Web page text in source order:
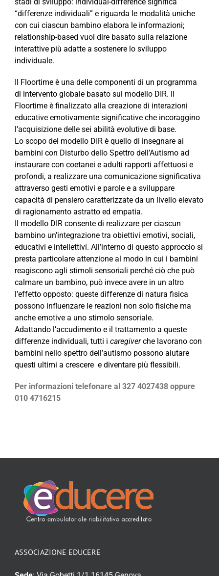
“differenze individuali” e riguarda le modalità uniche
con cui ciascun bambino elabora le informazioni;
relationship-based vuol dire basato sulla relazione
interattive più adatte a sostenere lo sviluppo
individuale.
Il Floortime è una delle componenti di un programma
di intervento globale basato sul modello DIR. Il
Floortime è finalizzato alla creazione di interazioni
educative emotivamente significative che incoraggino
l’acquisizione delle sei abilità evolutive di base.
Lo scopo del modello DIR è quello di insegnare ai
bambini con Disturbo dello Spettro dell’Autismo ad
instaurare con coetanei e adulti rapporti affettuosi e
profondi, a realizzare una comunicazione significativa
attraverso gesti emotivi e parole e a sviluppare
capacità di pensiero caratterizzate da un livello elevato
di ragionamento astratto ed empatia.
Il modello DIR consente di realizzare per ciascun
bambino un’integrazione tra obiettivi emotivi, sociali,
educativi e intellettivi. All’interno di questo approccio si
presta particolare attenzione al modo in cui i bambini
reagiscono agli stimoli sensoriali perché ciò che può
calmare un bambino, può invece avere in un altro
l’effetto opposto: queste differenze di natura fisica
possono influenzare le reazioni non solo fisiche ma
anche emotive a uno stimolo sensoriale.
Adattando l’accudimento e il trattamento a queste
differenze individuali, tutti i caregiverche lavorano con
bambini nello spettro dell’autismo possono aiutare
questi ultimi a crescere e diventare più flessibili.
Per informazioni telefonare al 327 4027438 oppure
010 4716215
ASSOCIAZIONE EDUCERE